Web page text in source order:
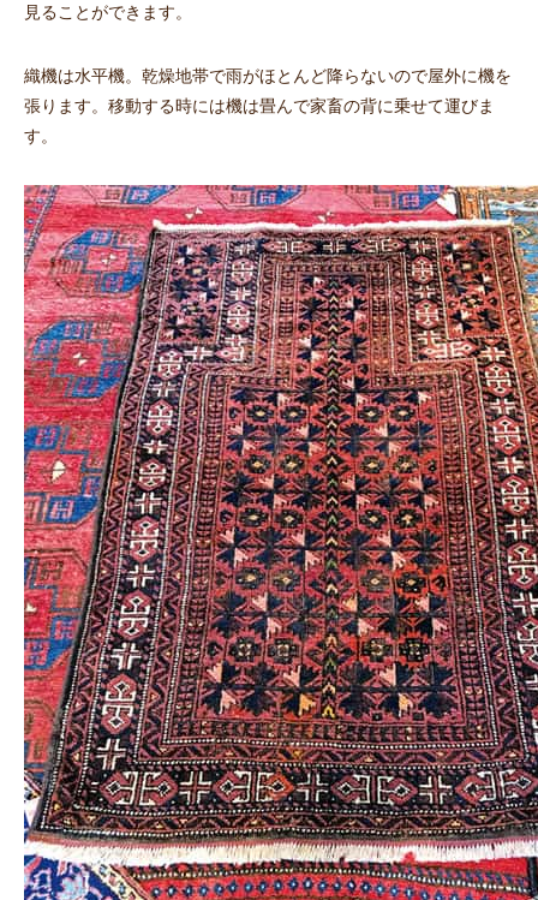
見ることができます。
織機は水平機。乾燥地帯で雨がほとんど降らないので屋外に機を
張ります。移動する時には機は畳んで家畜の背に乗せて運びま
す。